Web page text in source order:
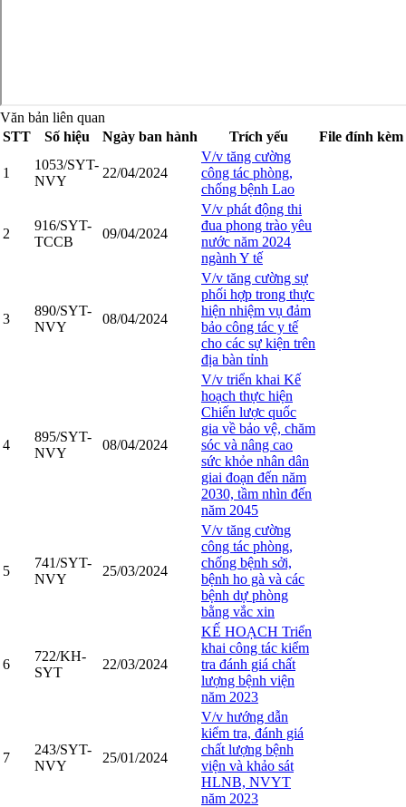
Văn bản liên quan
STT
Số hiệu Ngày ban hành Trích yếu File đính kèm
1
1053/SYT-
NVY
22/04/2024
V/v tăng cường
công tác phòng,
chống bệnh Lao
2
916/SYT-
TCCB
09/04/2024
V/v phát động thi
đua phong trào yêu
nước năm 2024
ngành Y tế
3
890/SYT-
NVY
08/04/2024
V/v tăng cường sự
phối hợp trong thực
hiện nhiệm vụ đảm
bảo công tác y tế
cho các sự kiện trên
địa bàn tỉnh
4
895/SYT-
NVY
08/04/2024
V/v triển khai Kế
hoạch thực hiện
Chiến lược quốc
gia về bảo vệ, chăm
sóc và nâng cao
sức khỏe nhân dân
giai đoạn đến năm
2030, tầm nhìn đến
năm 2045
5
741/SYT-
NVY
25/03/2024
V/v tăng cường
công tác phòng,
chống bệnh sởi,
bệnh ho gà và các
bệnh dự phòng
bằng vắc xin
6
722/KH-
SYT
22/03/2024
KẾ HOẠCH Triển
khai công tác kiểm
tra đánh giá chất
lượng bệnh viện
năm 2023
7
243/SYT-
NVY
25/01/2024
V/v hướng dẫn
kiểm tra, đánh giá
chất lượng bệnh
viện và khảo sát
HLNB, NVYT
năm 2023